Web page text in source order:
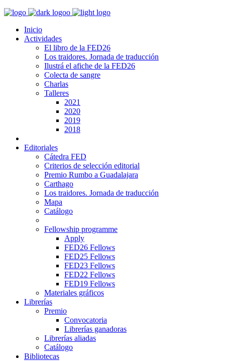
Inicio
Actividades
El libro de la FED26
Los traidores. Jornada de traducción
Ilustrá el afiche de la FED26
Colecta de sangre
Charlas
Talleres
2021
2020
2019
2018
Editoriales
Cátedra FED
Criterios de selección editorial
Premio Rumbo a Guadalajara
Carthago
Los traidores. Jornada de traducción
Mapa
Catálogo
Fellowship programme
Apply
FED26 Fellows
FED25 Fellows
FED23 Fellows
FED22 Fellows
FED19 Fellows
Materiales gráficos
Librerías
Premio
Convocatoria
Librerías ganadoras
Librerías aliadas
Catálogo
Bibliotecas